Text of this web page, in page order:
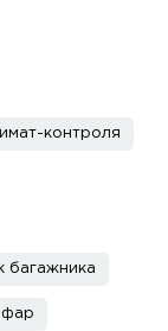
контроля
багажника
фар